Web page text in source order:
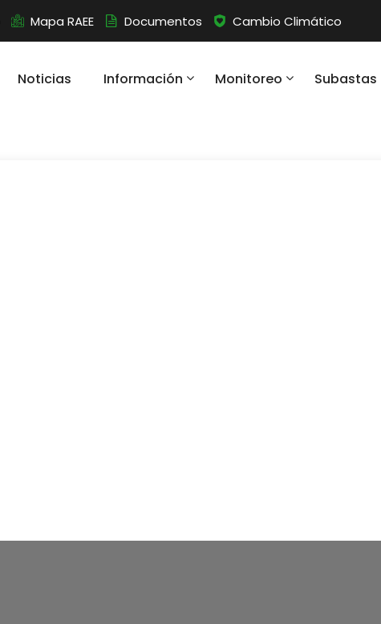
Mapa RAEE Documentos Cambio Climático
Noticias Información Monitoreo Subastas